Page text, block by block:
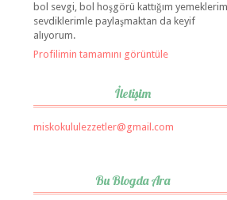
bol sevgi, bol hoşgörü kattığım
sevdiklerimle paylaşmaktan da keyif
alıyorum.
Profilimin tamamını görüntüle
İletişim
miskokululezzetler@gmail.com
Bu Blogda Ara